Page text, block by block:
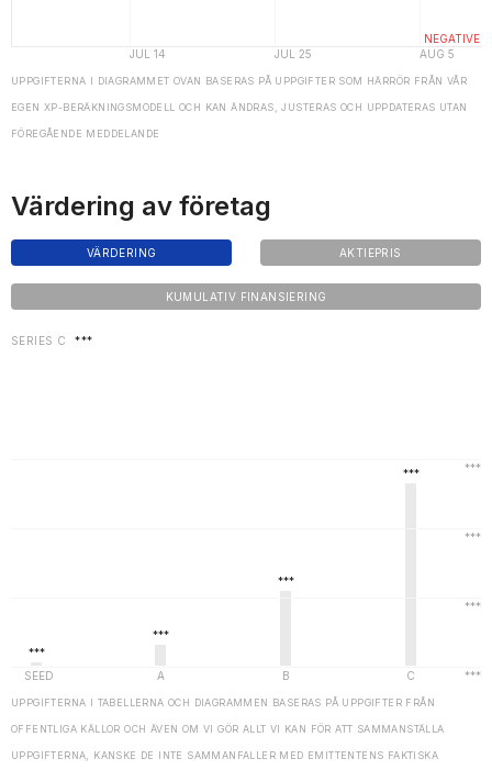
UPPGIFTERNA I DIAGRAMMET OVAN BASERAS PÅ UPPGIFTER SOM HÄRRÖR FRÅN VÅR
EGEN XP-BERÄKNINGSMODELL OCH KAN ÄNDRAS, JUSTERAS OCH UPPDATERAS UTAN
FÖREGÅENDE MEDDELANDE
Värdering av företag
VÄRDERING AKTIEPRIS
KUMULATIV FINANSIERING
SERIES C ***
UPPGIFTERNA I TABELLERNA OCH DIAGRAMMEN BASERAS PÅ UPPGIFTER FRÅN
OFFENTLIGA KÄLLOR OCH ÄVEN OM VI GÖR ALLT VI KAN FÖR ATT SAMMANSTÄLLA
UPPGIFTERNA, KANSKE DE INTE SAMMANFALLER MED EMITTENTENS FAKTISKA